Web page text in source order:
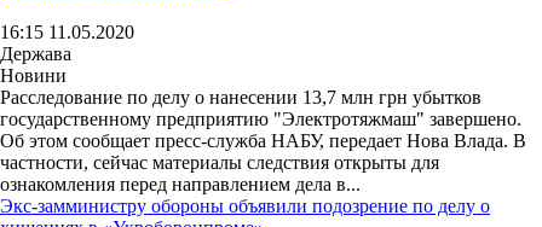
16:15 11.05.2020
Держава
Новини
Расследование по делу о нанесении 13,7 млн грн убытков
государственному предприятию "Электротяжмаш" завершено.
Об этом сообщает пресс-служба НАБУ, передает Нова Влада. В
частности, сейчас материалы следствия открыты для
ознакомления перед направлением дела в...
Экс-замминистру обороны объявили подозрение по делу о